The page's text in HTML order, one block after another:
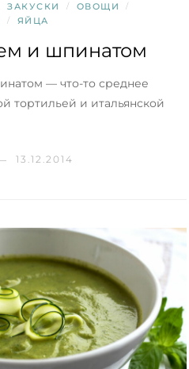
ЗАКУСКИ / ОВОЩИ /
/ ЯЙЦА
и шпинатом
— что-то среднее
тортильей и итальянской
13.12.2014